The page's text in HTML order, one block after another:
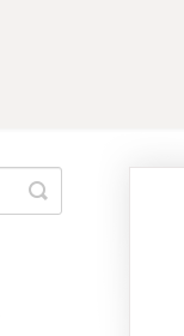
Toggle
Search